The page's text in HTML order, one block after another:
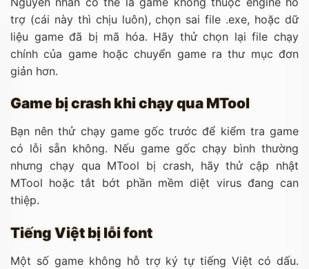
trợ (cái này thì chịu luôn), chọn sai file .exe, hoặc dữ
liệu game đã bị mã hóa. Hãy thử chọn lại file chạy
chính của game hoặc chuyển game ra thư mục đơn
giản hơn.
Game bị crash khi chạy qua MTool
Bạn nên thử chạy game gốc trước để kiểm tra game
có lỗi sẵn không. Nếu game gốc chạy bình thường
nhưng chạy qua MTool bị crash, hãy thử cập nhật
MTool hoặc tắt bớt phần mềm diệt virus đang can
thiệp.
Tiếng Việt bị lỗi font
Một số game không hỗ trợ ký tự tiếng Việt có dấu.